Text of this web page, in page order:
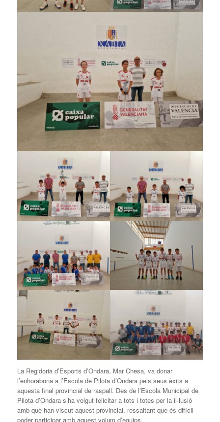
La Regidoria d’Esports d’Ondara, Mar Chesa, va donar
l’enhorabona a l’Escola de Pilota d’Ondara pels seus èxits a
aquesta final provincial de raspall. Des de l’Escola Municipal de
Pilota d’Ondara s’ha volgut felicitar a tots i totes per la il·lusió
amb què han viscut aquest provincial, ressaltant que és difícil
poder participar amb aquest volum d’equips.